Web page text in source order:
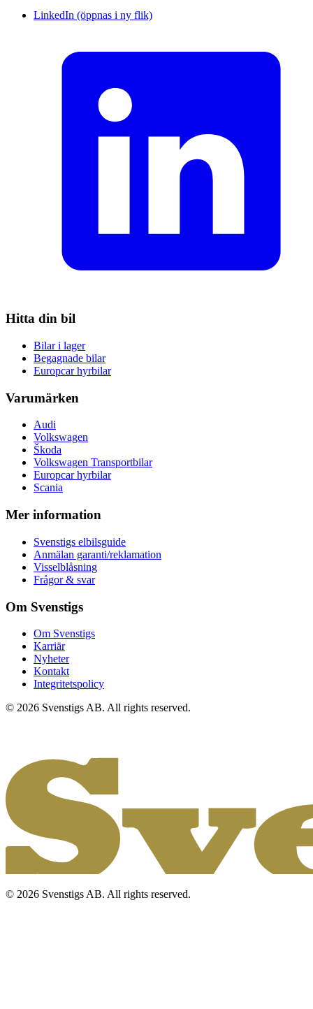
LinkedIn (öppnas i ny flik)
Hitta din bil
Bilar i lager
Begagnade bilar
Europcar hyrbilar
Varumärken
Audi
Volkswagen
Škoda
Volkswagen Transportbilar
Europcar hyrbilar
Scania
Mer information
Svenstigs elbilsguide
Anmälan garanti/reklamation
Visselblåsning
Frågor & svar
Om Svenstigs
Om Svenstigs
Karriär
Nyheter
Kontakt
Integritetspolicy
© 2026 Svenstigs AB. All rights reserved.
© 2026 Svenstigs AB. All rights reserved.